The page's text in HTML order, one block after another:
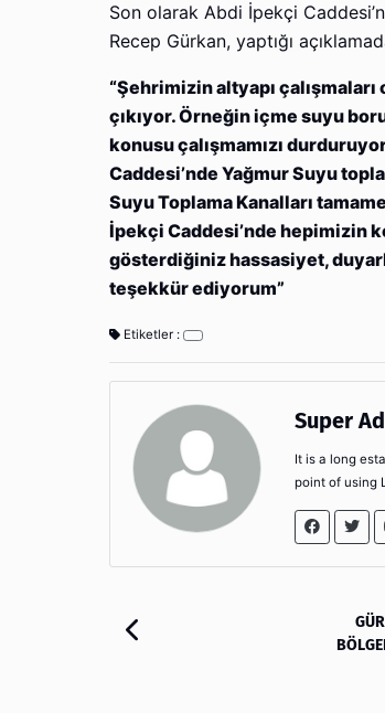
Son olarak Abdi İpekçi
Recep Gürkan, yaptığı
“Şehrimizin altyapı
çıkıyor. Örneğin içme suyu
konusu çalışmamızı
Caddesi’nde Yağmur Suyu
Suyu Toplama Kanalları
İpekçi Caddesi’nde hepimizin
gösterdiğiniz hassasiyet,
teşekkür ediyorum”
Etiketler :
Super
It is a long
point of using